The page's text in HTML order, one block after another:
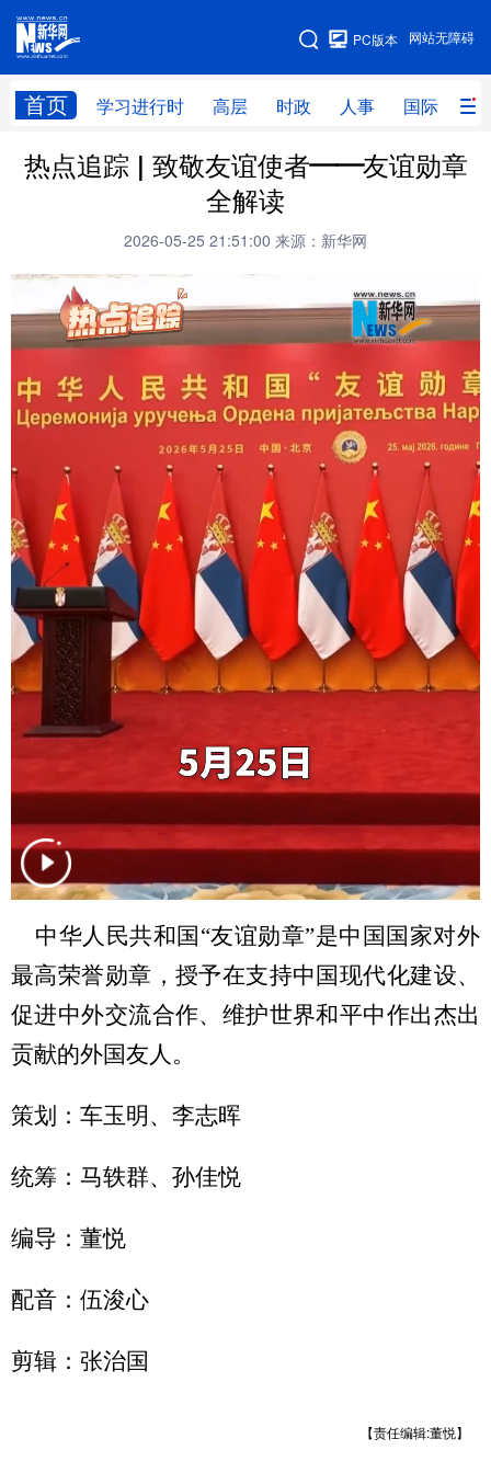
网站无障碍
PC版本
首页 学习进行时 高层 时政 人事 国际 财
网站地图
学习进行时 高层 时政 人事
科技 科创 量子 体育
文化 书画 健康 军事
访谈 视频 图片 政务
中央文件 金融 汽车
食品 数字经济
学术中国 乡村振兴 银龄 溯源中国
城市 旅游 能源 会展
彩票 时尚 悦读
公益 一带一路 亚太网 上市公司
文化产业
地方频道
北京 天津 河北 山西
辽宁 吉林 上海 江苏
浙江 安徽 福建 江西
山东 河南 湖北 湖南
陕西 甘肃
新疆 内蒙古
多语种频道
English
Русский язык
热点追踪 | 致敬友谊使者——友谊勋章
全解读
2026-05-25 21:51:00 来源：新华网
中华人民共和国“友谊勋章”是中国国家对外
最高荣誉勋章，授予在支持中国现代化建设、
促进中外交流合作、维护世界和平中作出杰出
贡献的外国友人。
策划：车玉明、李志晖
统筹：马轶群、孙佳悦
编导： 董悦
配音：伍浚心
剪辑： 张治国
【责任编辑:董悦】